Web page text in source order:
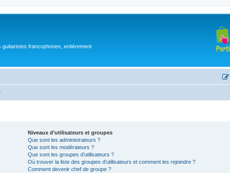
francophones, entièrement
Niveaux d’utilisateurs et groupes
Que sont les administrateurs ?
Que sont les modérateurs ?
Que sont les groupes d’utilisateurs ?
Où trouver la liste des groupes d’utilisateurs et comment les rejoindre ?
Comment devenir chef de groupe ?